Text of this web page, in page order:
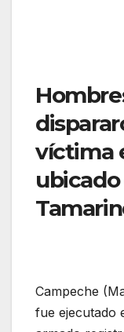
víctima
ubicado
Campeche
fue ejecutado